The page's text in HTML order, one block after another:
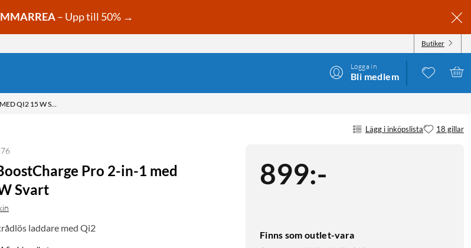
– Upp till 50% →
Butiker
Logga in
Bli medlem
BELKIN BOOSTCHARGE PRO 2-IN-1 MED QI2 15 W SVART
Lägg i inköpslista 18 gillar
899:-
Finns som outlet-vara
Pro 2-in-1 med
Svart
laddare med Qi2